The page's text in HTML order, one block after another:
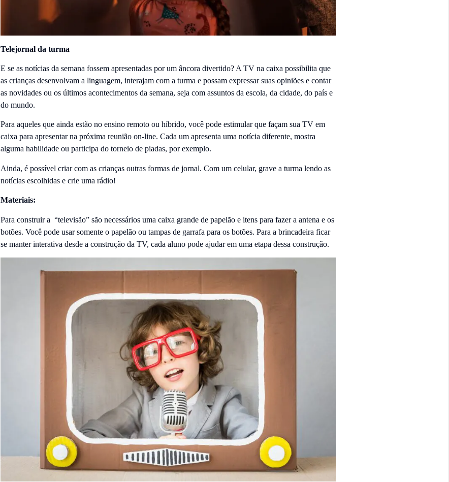
Telejornal da turma
E se as notícias da semana fossem apresentadas por um âncora divertido? A TV na caixa possibilita que
as crianças desenvolvam a linguagem, interajam com a turma e possam expressar suas opiniões e contar
as novidades ou os últimos acontecimentos da semana, seja com assuntos da escola, da cidade, do país e
do mundo.
Para aqueles que ainda estão no ensino remoto ou híbrido, você pode estimular que façam sua TV em
caixa para apresentar na próxima reunião on-line. Cada um apresenta uma notícia diferente, mostra
alguma habilidade ou participa do torneio de piadas, por exemplo.
Ainda, é possível criar com as crianças outras formas de jornal. Com um celular, grave a turma lendo as
notícias escolhidas e crie uma rádio!
Materiais:
Para construir a “televisão” são necessários uma caixa grande de papelão e itens para fazer a antena e os
botões. Você pode usar somente o papelão ou tampas de garrafa para os botões. Para a brincadeira ficar
se manter interativa desde a construção da TV, cada aluno pode ajudar em uma etapa dessa construção.